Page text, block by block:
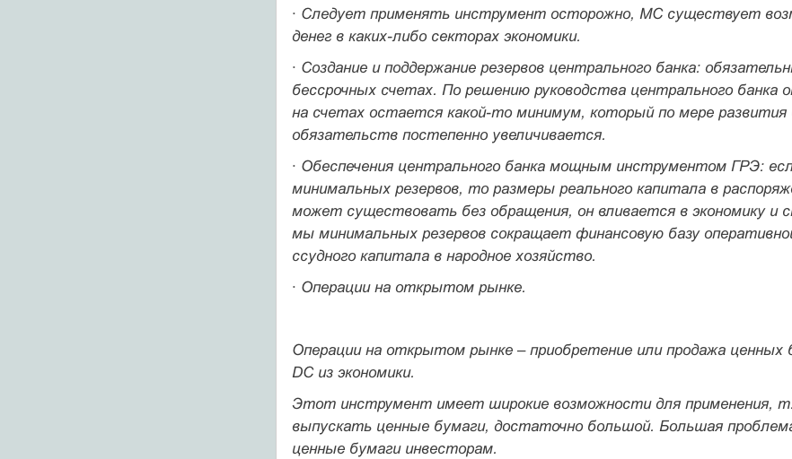
· Следует применять инструмент осторожно, МС существует
денег в каких-либо секторах экономики.
· Создание и поддержание резервов центрального банка:
бессрочных счетах. По решению руковод­ства центрального банка
на счетах остается какой-то минимум, который по мере
обязательств постепенно увеличивается.
· Обеспечения центрального банка мощным инструментом ГРЭ:
минимальных резервов, то размеры реального капитала в
может существовать без обращения, он вливается в экономику
мы минимальных резервов сокращает финансовую базу
ссудного ка­питала в народное хозяйство.
· Операции на открытом рынке.
Операции на открытом рынке – приобретение или продажа
DC из экономики.
Этот инструмент имеет широкие возможности для применения,
выпускать ценные бумаги, достаточно большой. Большая
ценные бумаги инвесторам.